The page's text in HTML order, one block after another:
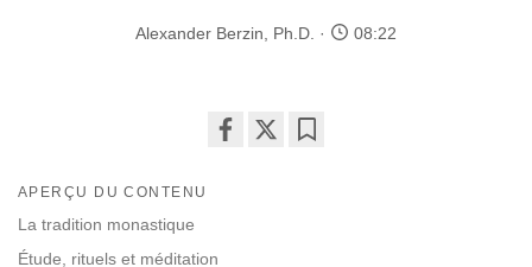
Alexander Berzin, Ph.D. 08:22
APERÇU DU CONTENU
La tradition monastique
Étude, rituels et méditation